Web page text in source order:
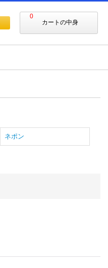
0
カートの中身
ネポン